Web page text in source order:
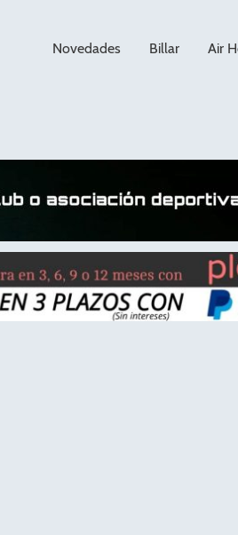
Novedades Billar Air